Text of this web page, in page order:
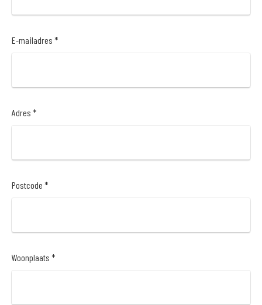
E-mailadres *
Adres *
Postcode *
Woonplaats *